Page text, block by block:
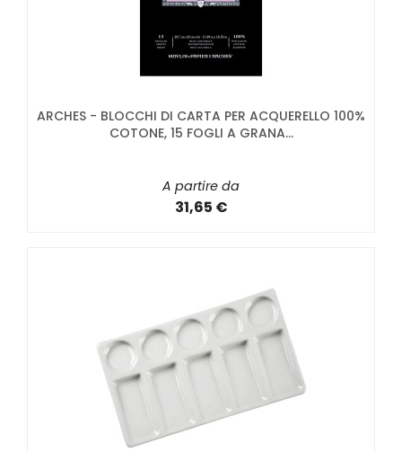
ARCHES - BLOCCHI DI CARTA PER ACQUERELLO 100%
COTONE, 15 FOGLI A GRANA...
A partire da
31,65 €